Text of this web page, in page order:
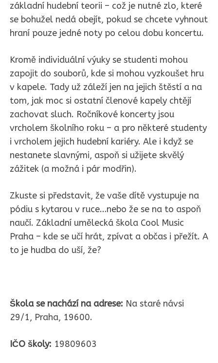
základní hudební teorii – což je nutné zlo, které
se bohužel nedá obejít, pokud se chcete vyhnout
hraní pouze jedné noty po celou dobu koncertu.
Kromě individuální výuky se studenti mohou
zapojit do souborů, kde si mohou vyzkoušet hru
v kapele. Tady už záleží jen na jejich štěstí a na
tom, jak moc si ostatní členové kapely chtějí
zachovat sluch. Ročníkové koncerty jsou
vrcholem školního roku – a pro některé studenty
i vrcholem jejich hudební kariéry. Ale i když se
nestanete slavnými, aspoň si užijete skvělý
zážitek (a možná i pár modřin).
Zkuste si představit, že vaše dítě vystupuje na
pódiu s kytarou v ruce…nebo že se na to aspoň
naučí. Základní umělecká škola Cool Music
Praha – kde se učí hrát, zpívat a občas i přežít. A
to je hudba do uší, že?
Škola se nachází na adrese: Na staré návsi
29/1, Praha, 19600.
IČO školy: 19809603